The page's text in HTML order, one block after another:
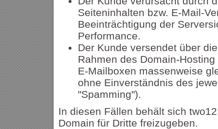
Seiteninhalten bzw. E-Mail-
Beeinträchtigung der
Performance.
Der Kunde versendet über
Rahmen des Domain-
E-Mailboxen massenweise
ohne Einverständnis des
"Spamming").
In diesen Fällen behält sich
Domain für Dritte freizugeben.